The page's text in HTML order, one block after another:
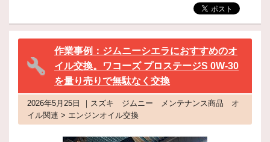
作業事例：ジムニーシエラにおすすめのオ
イル交換。ワコーズ プロステージS 0W-30
を量り売りで無駄なく交換
2026年5月25日 ｜スズキ ジムニー メンテナンス商品 オ
イル関連 > エンジンオイル交換